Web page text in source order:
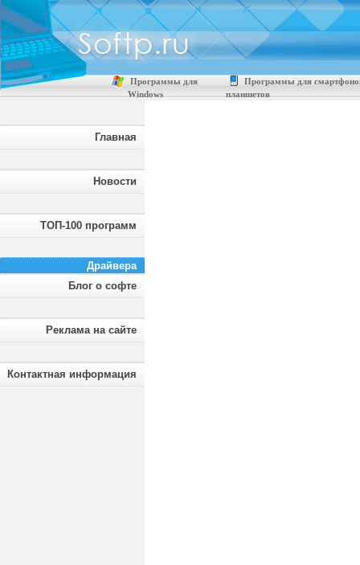
Программы для
Windows
Программы для
планшетов
Главная
Новости
ТОП-100 программ
Драйвера
Блог о софте
Реклама на сайте
Контактная информация